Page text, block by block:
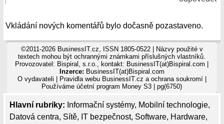
Hlavní rubriky: Informační systémy, Mobilní technologie,
Datová centra, Sítě, IT bezpečnost, Software, Hardware,
Vkládání nových komentářů bylo dočasně pozastaveno.
©2011-2026 BusinessIT.cz, ISSN 1805-0522 | Názvy použité v
textech mohou být ochrannými známkami příslušných vlastníků.
Provozovatel: Bispiral, s.r.o., kontakt: BusinessIT(at)Bispiral.com |
Inzerce: BusinessIT(at)Bispiral.com
O vydavateli
Pravidla webu BusinessIT.cz a ochrana soukromí|
Používámeúčetní program Money S3 | pg(6750)